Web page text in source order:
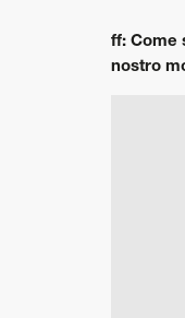
ff: Come
nostro